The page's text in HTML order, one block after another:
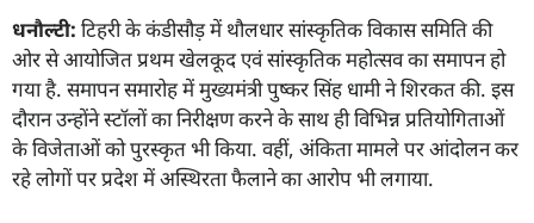
धनौल्टी: टिहरी के कंडीसौड़ में थौलधार सांस्कृतिक विकास समिति की
ओर से आयोजित प्रथम खेलकूद एवं सांस्कृतिक महोत्सव का समापन हो
गया है. समापन समारोह में मुख्यमंत्री पुष्कर सिंह धामी ने शिरकत की. इस
दौरान उन्होंनेस्टॉलों का निरीक्षण करने के साथ ही विभिन्न प्रतियोगिताओं
के विजेताओं को पुरस्कृत भी किया. वहीं, अंकिता मामले पर आंदोलन कर
रहे लोगों पर प्रदेश में अस्थिरता फैलाने का आरोप भी लगाया.